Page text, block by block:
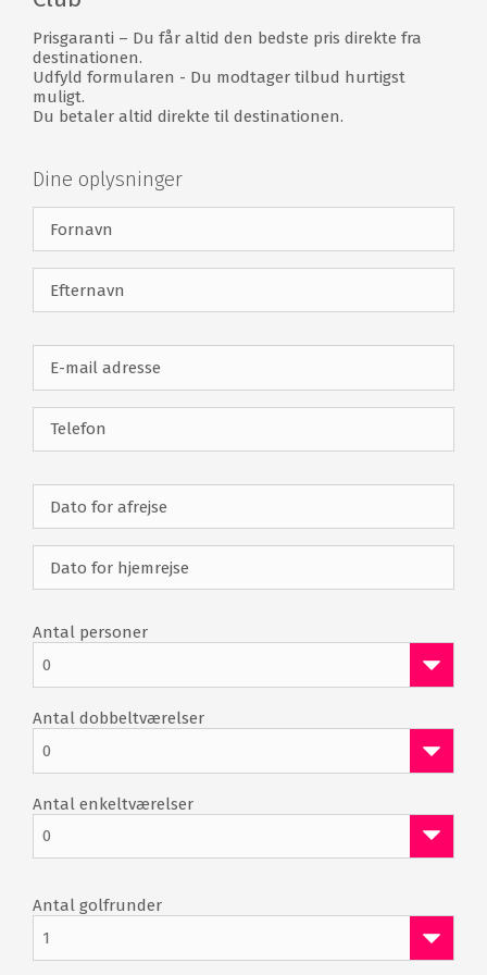
5037 meter fra rød tee
Saaremaa Golf & Country Club faciliteter
18 hullers golfbane
Klubhus
Bar
Proshop
Prisgaranti – Du får altid den bedste pris direkte fra
destinationen.
Udfyld formularen - Du modtager tilbud hurtigst
muligt.
Du betaler altid direkte til destinationen.
Dine oplysninger
Antal personer
0
Antal dobbeltværelser
0
Antal enkeltværelser
0
Antal golfrunder
1